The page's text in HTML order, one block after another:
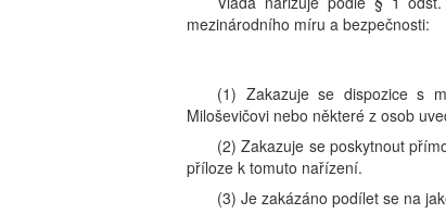
mezinárodního míru a bezpečnosti:
(1) Zakazuje se dispozice s
Miloševičovi nebo některé z osob
(2) Zakazuje se poskytnout
příloze k tomuto nařízení.
(3) Je zakázáno podílet se na